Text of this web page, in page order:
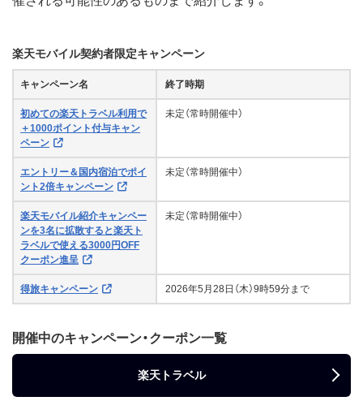
楽天モバイル契約者限定キャンペーン
キャンペーン名 終了時期
初めての楽天トラベル利用で
＋1000ポイント付与キャン
ペーン
未定（常時開催中）
エントリー＆国内宿泊でポイ
ント2倍キャンペーン
未定（常時開催中）
楽天モバイル紹介キャンペー
ンを3名に拡散すると楽天ト
ラベルで使える3000円OFF
クーポン進呈
未定（常時開催中）
得旅キャンペーン 2026年5月28日（木）9時59分まで
開催中のキャンペーン・クーポン一覧
楽天トラベル